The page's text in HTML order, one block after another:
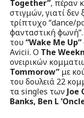
Together”, πέραν
στιγμών, γιατί
τρίπτυχο “dance/
φανταστική
του “Wake Me Up”
Avicii. O Τhe
ονειρικών
Tommorow” με
του δουλειά 22
τα singles των Joe
Banks, Ben L